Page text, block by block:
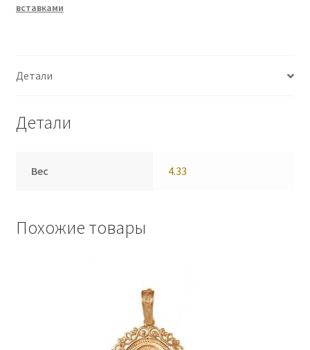
вставками
Детали
Детали
Вес 4.33
Похожие товары